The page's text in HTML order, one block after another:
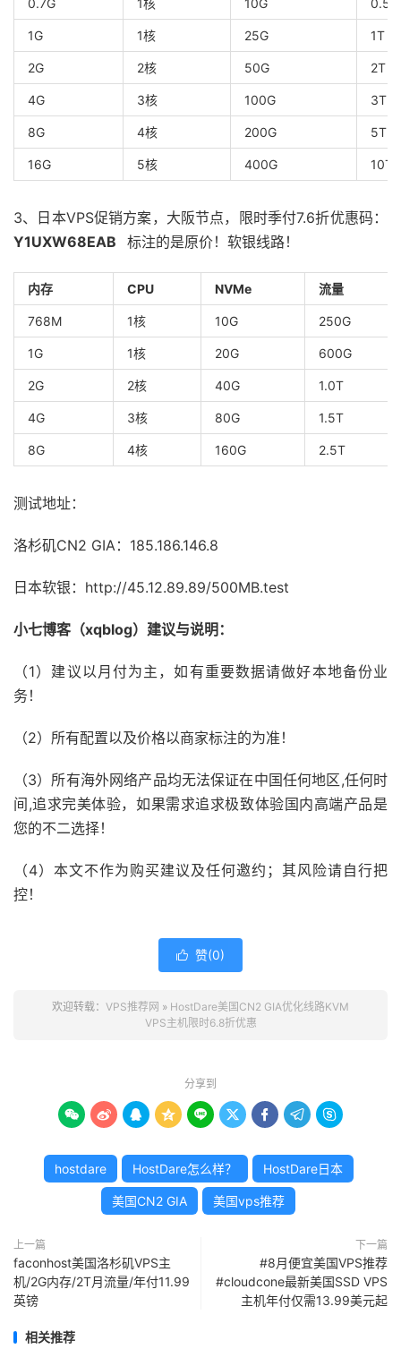
0.7G 1核 10G 0.5T
1G 1核 25G 1T
2G 2核 50G 2T
4G 3核 100G 3T
8G 4核 200G 5T
16G 5核 400G 10T
3、日本VPS促销方案，大阪节点，限时季付7.6折优惠码：
Y1UXW68EAB 标注的是原价！软银线路！
内存 CPU NVMe 流量
768M 1核 10G 250G
1G 1核 20G 600G
2G 2核 40G 1.0T
4G 3核 80G 1.5T
8G 4核 160G 2.5T
测试地址：
洛杉矶CN2 GIA：185.186.146.8
日本软银：http://45.12.89.89/500MB.test
小七博客（xqblog）建议与说明：
（1）建议以月付为主，如有重要数据请做好本地备份业
务！
（2）所有配置以及价格以商家标注的为准！
（3）所有海外网络产品均无法保证在中国任何地区,任何时
间,追求完美体验，如果需求追求极致体验国内高端产品是
您的不二选择！
（4）本文不作为购买建议及任何邀约；其风险请自行把
控！
 赞(0)
欢迎转载： VPS推荐网 » HostDare美国CN2 GIA优化线路KVM
VPS主机限时6.8折优惠
分享到
        
hostdare HostDare怎么样？ HostDare日本
美国CN2 GIA 美国vps推荐
上一篇
faconhost美国洛杉矶VPS主
机/2G内存/2T月流量/年付11.99
英镑
下一篇
#8月便宜美国VPS推荐
#cloudcone最新美国SSD VPS
主机年付仅需13.99美元起
相关推荐